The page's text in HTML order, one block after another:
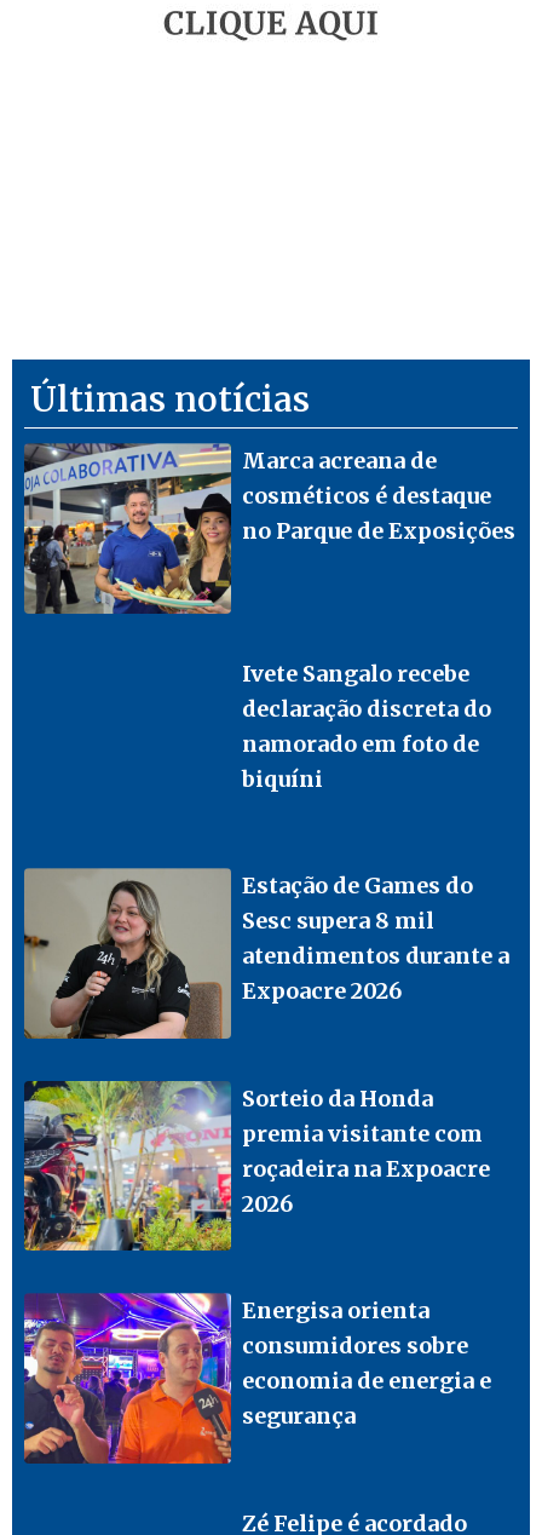
Últimas notícias
Marca acreana de
cosméticos é destaque
no Parque de Exposições
Ivete Sangalo recebe
declaração discreta do
namorado em foto de
biquíni
Estação de Games do
Sesc supera 8 mil
atendimentos durante a
Expoacre 2026
Sorteio da Honda
premia visitante com
roçadeira na Expoacre
2026
Energisa orienta
consumidores sobre
economia de energia e
segurança
Zé Felipe é acordado